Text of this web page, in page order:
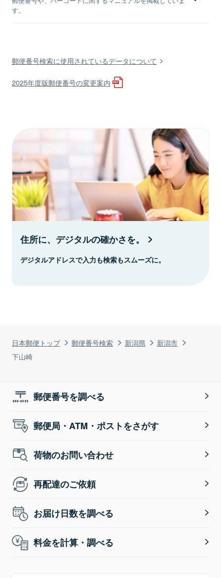
日本郵便トップ 郵便番号検索 新潟県
新潟市
下山崎
す。
郵便番号検索に使用されているデータについて
2025年度版郵便番号の変更案内
住所に、デジタルの確かさを。
デジタルアドレスで入力も検索もスムーズに。
郵便番号を調べる
郵便局・ATM・ポストをさがす
荷物のお問い合わせ
再配達のご依頼
お届け日数を調べる
料金を計算・調べる